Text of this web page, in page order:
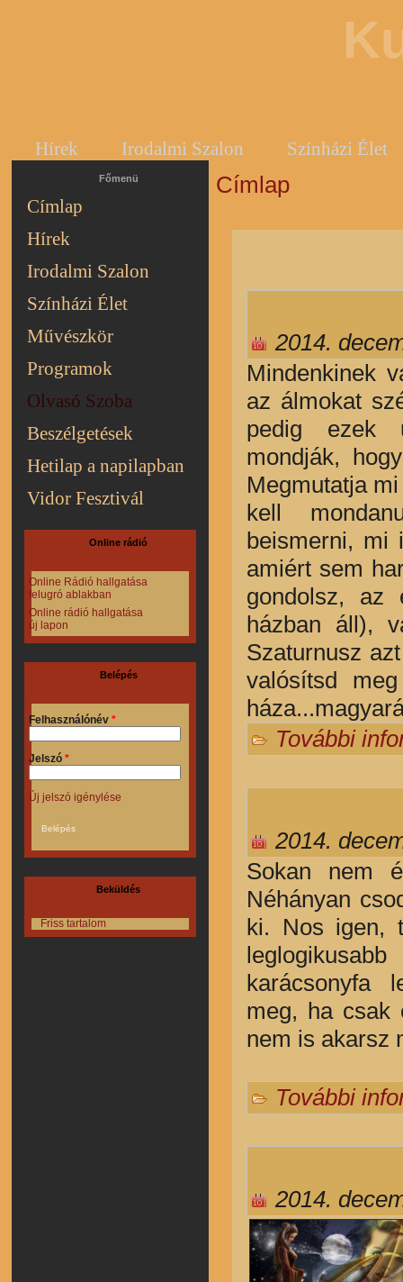
Hírek Irodalmi Szalon Színházi Élet
Főmenü
Címlap
Hírek
Irodalmi Szalon
Színházi Élet
Művészkör
Programok
Olvasó Szoba
Beszélgetések
Hetilap a napilapban
Vidor Fesztivál
Online rádió
Online Rádió hallgatása
felugró ablakban
Online rádió hallgatása
új lapon
Belépés
Felhasználónév *
Jelszó *
Új jelszó igénylése
Beküldés
Friss tartalom
Jelenlegi hely
Címlap
2014.
Mindenkinek
az álmokat
pedig ezek
mondják,
Megmutatja
kell
beismerni, mi
amiért sem
gondolsz, az
házban áll),
Szaturnusz
valósítsd
További
2014.
Sokan nem
Néhányan
ki. Nos igen,
karácsonyfa
meg, ha csak
nem is akarsz
További
2014.